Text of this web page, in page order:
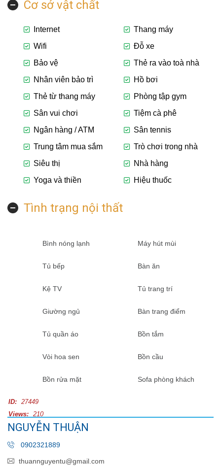
Cơ sở vật chất
Internet
Thang máy
Wifi
Đỗ xe
Bảo vệ
Thẻ ra vào toà nhà
Nhân viên bảo trì
Hồ bơi
Thẻ từ thang máy
Phòng tập gym
Sân vui chơi
Tiệm cà phê
Ngân hàng / ATM
Sân tennis
Trung tâm mua sắm
Trò chơi trong nhà
Siêu thị
Nhà hàng
Yoga và thiền
Hiệu thuốc
Tình trạng nội thất
Bình nóng lạnh Máy hút mùi
Tủ bếp Bàn ăn
Kệ TV Tủ trang trí
Giường ngủ Bàn trang điểm
Tủ quần áo Bồn tắm
Vòi hoa sen Bồn cầu
Bồn rửa mặt Sofa phòng khách
ID: 27449
Views: 210
NGUYỄN THUẬN
0902321889
thuannguyentu@gmail.com